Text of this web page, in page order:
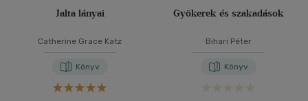
Jalta lányai
Catherine Grace Katz
Könyv
Gyökerek és szakadások
Bihari Péter
Könyv